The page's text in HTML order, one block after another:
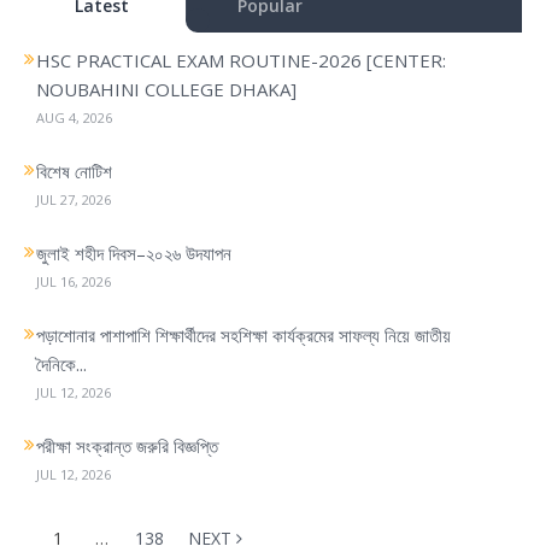
g
a
t
o
n
Latest Popular
HSC PRACTICAL EXAM ROUTINE-2026 [CENTER:
NOUBAHINI COLLEGE DHAKA]
AUG 4, 2026
বিশেষ নোটিশ
JUL 27, 2026
জুলাই শহীদ দিবস–২০২৬ উদযাপন
JUL 16, 2026
পড়াশোনার পাশাপাশি শিক্ষার্থীদের সহশিক্ষা কার্যক্রমের সাফল্য নিয়ে জাতীয়
দৈনিকে...
JUL 12, 2026
পরীক্ষা সংক্রান্ত জরুরি বিজ্ঞপ্তি
JUL 12, 2026
1 … 138 NEXT